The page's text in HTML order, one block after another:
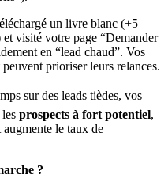
un livre blanc (+5
visité votre page “Demander
en “lead chaud”. Vos
prioriser leurs relances.
sur des leads tièdes, vos
prospects à fort potentiel,
le taux de
?